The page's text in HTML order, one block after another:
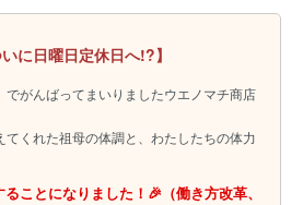
に日曜日定休日へ!?】
でがんばってまいりましたウエノマチ商店
てくれた祖母の体調と、わたしたちの体力
ことになりました！🎉（働き方改革、